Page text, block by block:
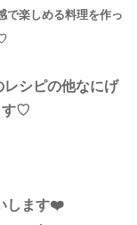
で楽しめる料理を作っ
シピの他なにげ
す♡
します❤️